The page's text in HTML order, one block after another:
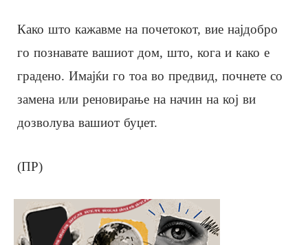
Како што кажавме на почетокот, вие најдобро
го познавате вашиот дом, што, кога и како е
градено. Имајќи го тоа во предвид, почнете со
замена или реновирање на начин на кој ви
дозволува вашиот буџет.
(ПР)